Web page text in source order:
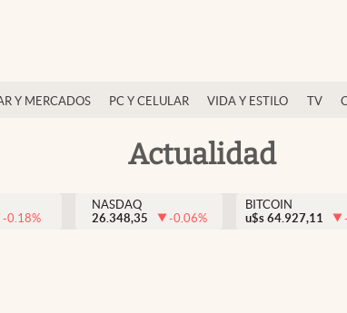
Y MERCADOS PC Y CELULAR VIDA Y ESTILO TV
Actualidad
-0.18%
NASDAQ
26.348,35
-0.06%
BITCOIN
u$s 64.927,11